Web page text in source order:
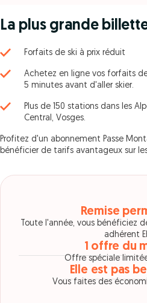
La plus grande
Forfaits de ski à prix réduit
Achetez en ligne vos forfaits
5 minutes avant d'aller skier.
Plus de 150 stations dans les
Central, Vosges.
Profitez d'un abonnement Passe
bénéficier de tarifs avantageux sur
Remise
Toute l'année, vous bénéficiez
adhérent
1 offre du
Offre spéciale
Elle est pas
Vous faites des